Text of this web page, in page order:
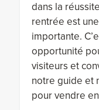
dans la
rentrée est
importante.
opportunité
visiteurs et
notre guide et
pour vendre